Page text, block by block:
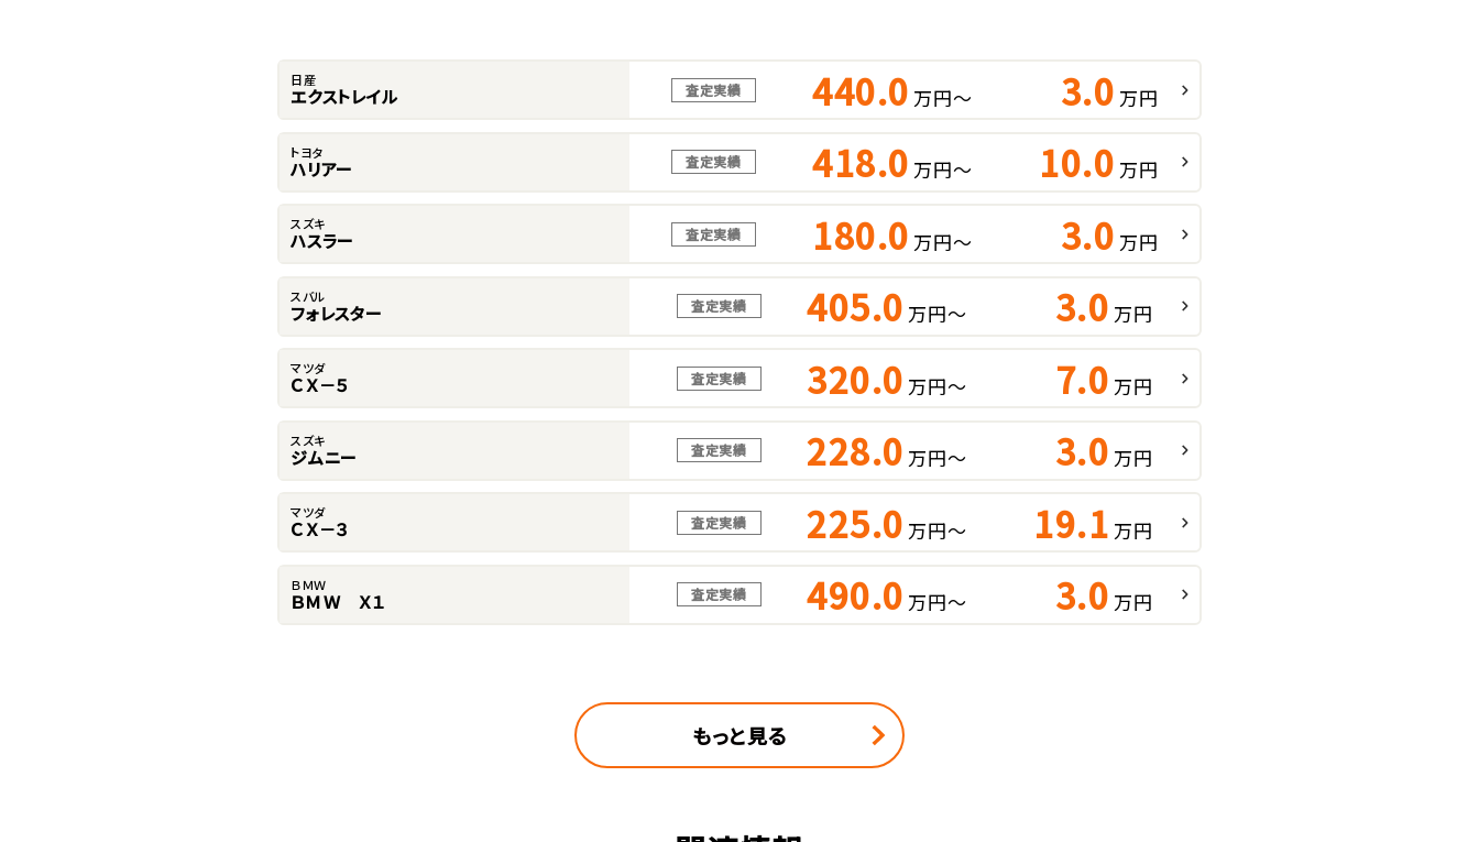
日産
エクストレイル 査定実績 440.0 万円～ 3.0 万円
トヨタ
ハリアー 査定実績 418.0 万円～ 10.0 万円
スズキ
ハスラー 査定実績 180.0 万円～ 3.0 万円
スバル
フォレスター 査定実績 405.0 万円～ 3.0 万円
マツダ
ＣＸ－５ 査定実績 320.0 万円～ 7.0 万円
スズキ
ジムニー 査定実績 228.0 万円～ 3.0 万円
マツダ
ＣＸ－３ 査定実績 225.0 万円～ 19.1 万円
ＢＭＷ
ＢＭＷ Ｘ１ 査定実績 490.0 万円～ 3.0 万円
もっと見る